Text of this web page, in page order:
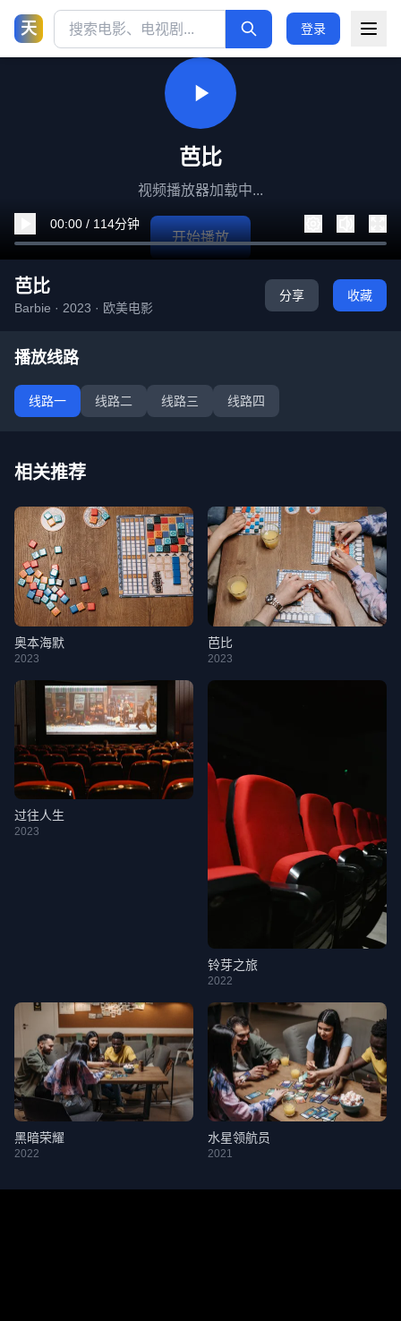
天 登录
芭比
视频播放器加载中...
开始播放
00:00 / 114分钟
芭比
Barbie · 2023 · 欧美电影
分享 收藏
播放线路
线路一 线路二 线路三 线路四
相关推荐
奥本海默
2023
芭比
2023
过往人生
2023
铃芽之旅
2022
黑暗荣耀
2022
水星领航员
2021